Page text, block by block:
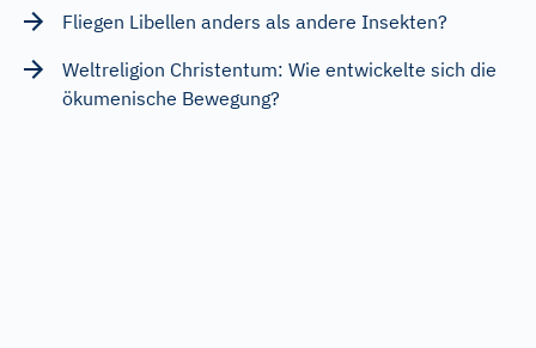
Fliegen Libellen anders als andere Insekten?
Weltreligion Christentum: Wie entwickelte sich die
ökumenische Bewegung?